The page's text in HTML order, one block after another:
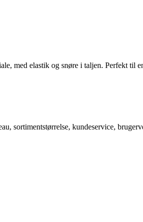
med elastik og snøre i taljen. Perfekt til
sortimentstørrelse, kundeservice,